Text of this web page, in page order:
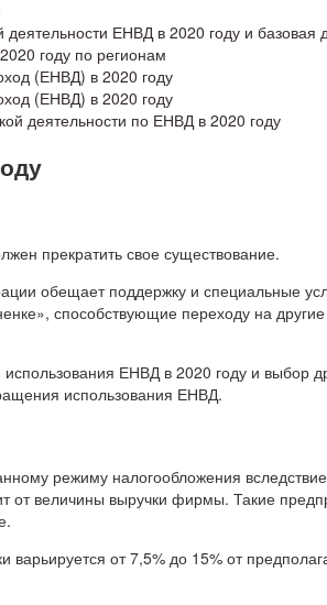
ЕНВД в 2020 году и базовая
году по регионам
(ЕНВД) в 2020 году
(ЕНВД) в 2020 году
деятельности по ЕНВД в 2020 году
прекратить свое существование.
обещает поддержку и специальные
способствующие переходу на
ЕНВД в 2020 году и выбор
использования ЕНВД.
режиму налогообложения вследствие
от величины выручки фирмы. Такие
варьируется от 7,5% до 15% от